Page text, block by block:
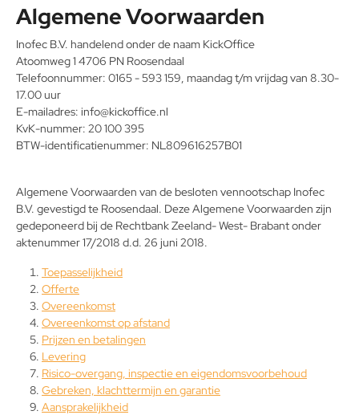
Algemene Voorwaarden
Inofec B.V. handelend onder de naam KickOffice
Atoomweg 1 4706 PN Roosendaal
Telefoonnummer: 0165 - 593 159, maandag t/m vrijdag van 8.30-
17.00 uur
E-mailadres: info@kickoffice.nl
KvK-nummer: 20 100 395
BTW-identificatienummer: NL809616257B01
Algemene Voorwaarden van de besloten vennootschap Inofec
B.V. gevestigd te Roosendaal. Deze Algemene Voorwaarden zijn
gedeponeerd bij de Rechtbank Zeeland- West- Brabant onder
aktenummer 17/2018 d.d. 26 juni 2018.
Toepasselijkheid
Offerte
Overeenkomst
Overeenkomst op afstand
Prijzen en betalingen
Levering
Risico-overgang, inspectie en eigendomsvoorbehoud
Gebreken, klachttermijn en garantie
Aansprakelijkheid